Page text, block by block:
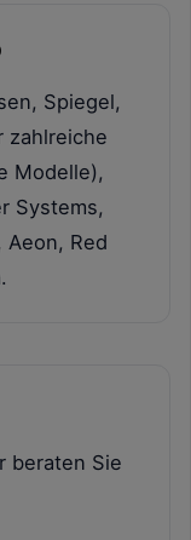
Spiegel,
zahlreiche
Modelle),
Systems,
Aeon, Red
beraten Sie